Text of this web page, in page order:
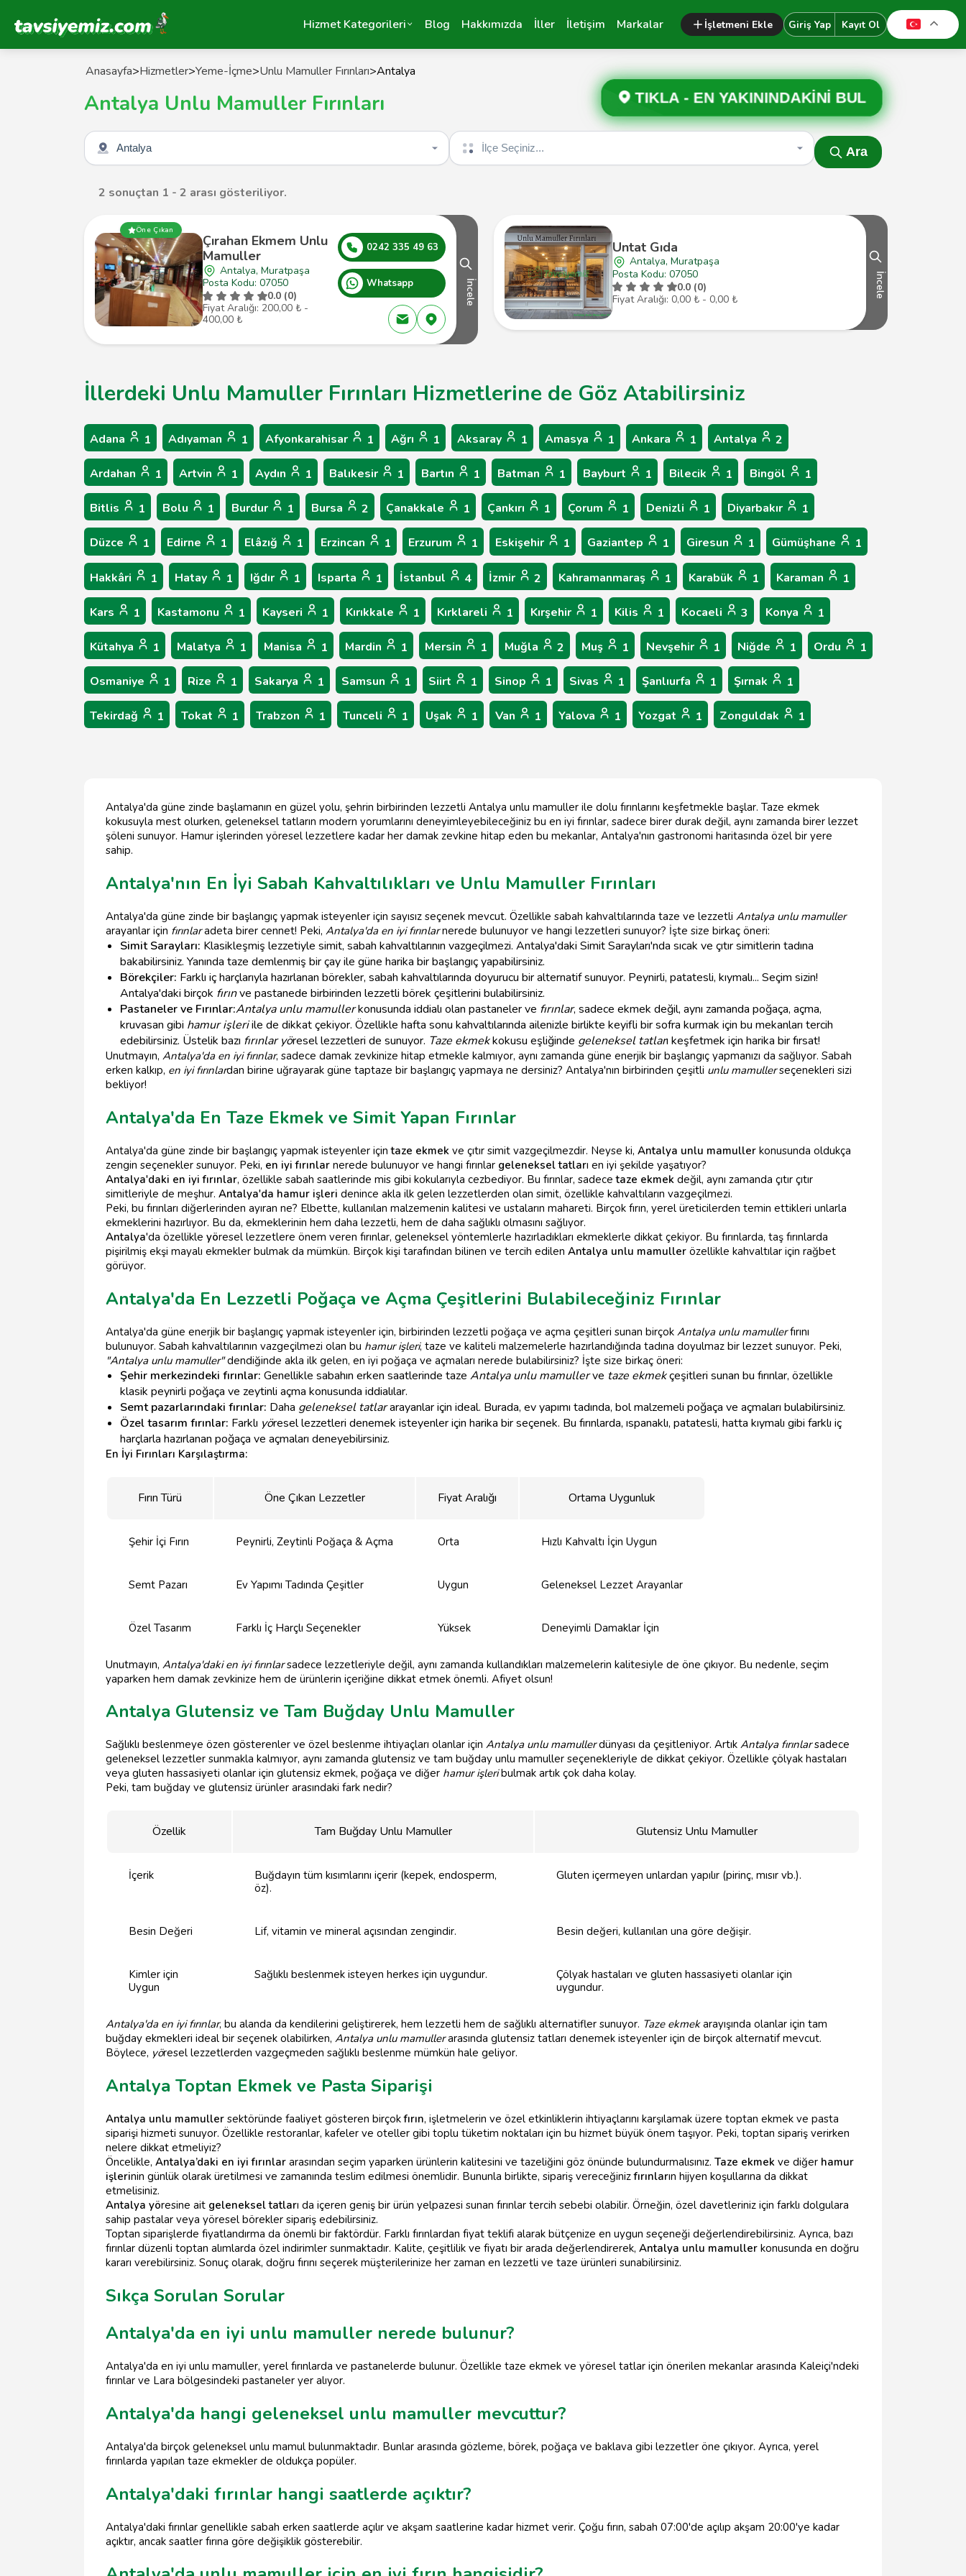
Tavsiyemiz Anasayfa Hizmet Kategorileri Blog Hakkımızda İller İletişim Markalar İşletmeni Ekle Giriş Yap Kayıt Ol
Anasayfa>Hizmetler>Yeme-İçme>Unlu Mamuller Fırınları>Antalya
Antalya Unlu Mamuller Fırınları TIKLA - EN YAKININDAKİNİ BUL
Şehir seçin İlçe seçin
Ara
2 sonuçtan 1 - 2 arası gösteriliyor.
Öne Çıkan
Çırahan Ekmem Unlu
Mamuller
Antalya, Muratpaşa
Posta Kodu: 07050
0.0 (0)
Fiyat Aralığı: 200,00 ₺ -
400,00 ₺
0242 335 49 63
Whatsapp İncele
Untat Gıda
Antalya, Muratpaşa
Posta Kodu: 07050
0.0 (0)
Fiyat Aralığı: 0,00 ₺ - 0,00 ₺
İncele
İllerdeki Unlu Mamuller Fırınları Hizmetlerine de Göz Atabilirsiniz
Adana 1 Adıyaman 1 Afyonkarahisar 1 Ağrı 1 Aksaray 1 Amasya 1 Ankara 1 Antalya 2
Ardahan 1 Artvin 1 Aydın 1 Balıkesir 1 Bartın 1 Batman 1 Bayburt 1 Bilecik 1 Bingöl 1
Bitlis 1 Bolu 1 Burdur 1 Bursa 2 Çanakkale 1 Çankırı 1 Çorum 1 Denizli 1 Diyarbakır 1
Düzce 1 Edirne 1 Elâzığ 1 Erzincan 1 Erzurum 1 Eskişehir 1 Gaziantep 1 Giresun 1 Gümüşhane 1
Hakkâri 1 Hatay 1 Iğdır 1 Isparta 1 İstanbul 4 İzmir 2 Kahramanmaraş 1 Karabük 1 Karaman 1
Kars 1 Kastamonu 1 Kayseri 1 Kırıkkale 1 Kırklareli 1 Kırşehir 1 Kilis 1 Kocaeli 3 Konya 1
Kütahya 1 Malatya 1 Manisa 1 Mardin 1 Mersin 1 Muğla 2 Muş 1 Nevşehir 1 Niğde 1 Ordu 1
Osmaniye 1 Rize 1 Sakarya 1 Samsun 1 Siirt 1 Sinop 1 Sivas 1 Şanlıurfa 1 Şırnak 1
Tekirdağ 1 Tokat 1 Trabzon 1 Tunceli 1 Uşak 1 Van 1 Yalova 1 Yozgat 1 Zonguldak 1
Antalya'da güne zinde başlamanın en güzel yolu, şehrin birbirinden lezzetli Antalya unlu mamuller ile dolu fırınlarını keşfetmekle başlar. Taze ekmek
kokusuyla mest olurken, geleneksel tatların modern yorumlarını deneyimleyebileceğiniz bu en iyi fırınlar, sadece birer durak değil, aynı zamanda birer lezzet
şöleni sunuyor. Hamur işlerinden yöresel lezzetlere kadar her damak zevkine hitap eden bu mekanlar, Antalya'nın gastronomi haritasında özel bir yere
sahip.
Antalya'nın En İyi Sabah Kahvaltılıkları ve Unlu Mamuller Fırınları
Antalya'da güne zinde bir başlangıç yapmak isteyenler için sayısız seçenek mevcut. Özellikle sabah kahvaltılarında taze ve lezzetli Antalya unlu mamuller
arayanlar için fırınlaradeta birer cennet! Peki, Antalya'da en iyi fırınlarnerede bulunuyor ve hangi lezzetleri sunuyor? İşte size birkaç öneri:
Simit Sarayları: Klasikleşmiş lezzetiyle simit, sabah kahvaltılarının vazgeçilmezi. Antalya'daki Simit Sarayları'nda sıcak ve çıtır simitlerin tadına
bakabilirsiniz. Yanında taze demlenmiş bir çay ile güne harika bir başlangıç yapabilirsiniz.
Börekçiler: Farklı iç harçlarıyla hazırlanan börekler, sabah kahvaltılarında doyurucu bir alternatif sunuyor. Peynirli, patatesli, kıymalı... Seçim sizin!
Antalya'daki birçok fırınve pastanede birbirinden lezzetli börek çeşitlerini bulabilirsiniz.
Pastaneler ve Fırınlar:Antalya unlu mamullerkonusunda iddialı olan pastaneler ve fırınlar, sadece ekmek değil, aynı zamanda poğaça, açma,
kruvasan gibi hamur işleriile de dikkat çekiyor. Özellikle hafta sonu kahvaltılarında ailenizle birlikte keyifli bir sofra kurmak için bu mekanları tercih
edebilirsiniz. Üstelik bazı fırınlar yöresel lezzetleri de sunuyor. Taze ekmekkokusu eşliğinde geleneksel tatları keşfetmek için harika bir fırsat!
Unutmayın, Antalya'da en iyi fırınlar, sadece damak zevkinize hitap etmekle kalmıyor, aynı zamanda güne enerjik bir başlangıç yapmanızı da sağlıyor. Sabah
erken kalkıp, en iyi fırınlardan birine uğrayarak güne taptaze bir başlangıç yapmaya ne dersiniz? Antalya'nın birbirinden çeşitli unlu mamullerseçenekleri sizi
bekliyor!
Antalya'da En Taze Ekmek ve Simit Yapan Fırınlar
Antalya'da güne zinde bir başlangıç yapmak isteyenler içintaze ekmek ve çıtır simit vazgeçilmezdir. Neyse ki, Antalya unlu mamuller konusunda oldukça
zengin seçenekler sunuyor. Peki, en iyi fırınlar nerede bulunuyor ve hangi fırınlar geleneksel tatları en iyi şekilde yaşatıyor?
Antalya'daki en iyi fırınlar, özellikle sabah saatlerinde mis gibi kokularıyla cezbediyor. Bu fırınlar, sadecetaze ekmek değil, aynı zamanda çıtır çıtır
simitleriyle de meşhur. Antalya'da hamur işleri denince akla ilk gelen lezzetlerden olan simit, özellikle kahvaltıların vazgeçilmezi.
Peki, bu fırınları diğerlerinden ayıran ne? Elbette, kullanılan malzemenin kalitesi ve ustaların mahareti. Birçok fırın, yerel üreticilerden temin ettikleri unlarla
ekmeklerini hazırlıyor. Bu da, ekmeklerinin hem daha lezzetli, hem de daha sağlıklı olmasını sağlıyor.
Antalya'da özellikle yöresel lezzetlere önem veren fırınlar, geleneksel yöntemlerle hazırladıkları ekmeklerle dikkat çekiyor. Bu fırınlarda, taş fırınlarda
pişirilmiş ekşi mayalı ekmekler bulmak da mümkün. Birçok kişi tarafından bilinen ve tercih edilen Antalya unlu mamuller özellikle kahvaltılar için rağbet
görüyor.
Antalya'da En Lezzetli Poğaça ve Açma Çeşitlerini Bulabileceğiniz Fırınlar
Antalya'da güne enerjik bir başlangıç yapmak isteyenler için, birbirinden lezzetli poğaça ve açma çeşitleri sunan birçok Antalya unlu mamullerfırını
bulunuyor. Sabah kahvaltılarının vazgeçilmezi olan bu hamur işleri, taze ve kaliteli malzemelerle hazırlandığında tadına doyulmaz bir lezzet sunuyor. Peki,
"Antalya unlu mamuller"dendiğinde akla ilk gelen, en iyi poğaça ve açmaları nerede bulabilirsiniz? İşte size birkaç öneri:
Şehir merkezindeki fırınlar: Genellikle sabahın erken saatlerinde taze Antalya unlu mamullerve taze ekmekçeşitleri sunan bu fırınlar, özellikle
klasik peynirli poğaça ve zeytinli açma konusunda iddialılar.
Semt pazarlarındaki fırınlar: Daha geleneksel tatlararayanlar için ideal. Burada, ev yapımı tadında, bol malzemeli poğaça ve açmaları bulabilirsiniz.
Özel tasarım fırınlar: Farklı yöresel lezzetleri denemek isteyenler için harika bir seçenek. Bu fırınlarda, ıspanaklı, patatesli, hatta kıymalı gibi farklı iç
harçlarla hazırlanan poğaça ve açmaları deneyebilirsiniz.
En İyi Fırınları Karşılaştırma:
Fırın Türü Öne Çıkan Lezzetler Fiyat Aralığı Ortama Uygunluk
Şehir İçi Fırın Peynirli, Zeytinli Poğaça & Açma Orta Hızlı Kahvaltı İçin Uygun
Semt Pazarı Ev Yapımı Tadında Çeşitler Uygun Geleneksel Lezzet Arayanlar
Özel Tasarım Farklı İç Harçlı Seçenekler Yüksek Deneyimli Damaklar İçin
Unutmayın, Antalya'daki en iyi fırınlarsadece lezzetleriyle değil, aynı zamanda kullandıkları malzemelerin kalitesiyle de öne çıkıyor. Bu nedenle, seçim
yaparken hem damak zevkinize hem de ürünlerin içeriğine dikkat etmek önemli. Afiyet olsun!
Antalya Glutensiz ve Tam Buğday Unlu Mamuller
Sağlıklı beslenmeye özen gösterenler ve özel beslenme ihtiyaçları olanlar için Antalya unlu mamullerdünyası da çeşitleniyor. Artık Antalya fırınlarsadece
geleneksel lezzetler sunmakla kalmıyor, aynı zamanda glutensiz ve tam buğday unlu mamuller seçenekleriyle de dikkat çekiyor. Özellikle çölyak hastaları
veya gluten hassasiyeti olanlar için glutensiz ekmek, poğaça ve diğer hamur işleribulmak artık çok daha kolay.
Peki, tam buğday ve glutensiz ürünler arasındaki fark nedir?
Özellik Tam Buğday Unlu Mamuller Glutensiz Unlu Mamuller
İçerik
Buğdayın tüm kısımlarını içerir (kepek, endosperm,
öz).
Gluten içermeyen unlardan yapılır (pirinç, mısır vb.).
Besin Değeri Lif, vitamin ve mineral açısından zengindir. Besin değeri, kullanılan una göre değişir.
Kimler için
Uygun
Sağlıklı beslenmek isteyen herkes için uygundur.
Çölyak hastaları ve gluten hassasiyeti olanlar için
uygundur.
Antalya'da en iyi fırınlar, bu alanda da kendilerini geliştirerek, hem lezzetli hem de sağlıklı alternatifler sunuyor. Taze ekmekarayışında olanlar için tam
buğday ekmekleri ideal bir seçenek olabilirken, Antalya unlu mamullerarasında glutensiz tatları denemek isteyenler için de birçok alternatif mevcut.
Böylece, yöresel lezzetlerden vazgeçmeden sağlıklı beslenme mümkün hale geliyor.
Antalya Toptan Ekmek ve Pasta Siparişi
Antalya unlu mamuller sektöründe faaliyet gösteren birçokfırın, işletmelerin ve özel etkinliklerin ihtiyaçlarını karşılamak üzere toptan ekmek ve pasta
siparişi hizmeti sunuyor. Özellikle restoranlar, kafeler ve oteller gibi toplu tüketim noktaları için bu hizmet büyük önem taşıyor. Peki, toptan sipariş verirken
nelere dikkat etmeliyiz?
Öncelikle, Antalya’daki en iyi fırınlar arasından seçim yaparken ürünlerin kalitesini ve tazeliğini göz önünde bulundurmalısınız. Taze ekmek ve diğer hamur
işlerinin günlük olarak üretilmesi ve zamanında teslim edilmesi önemlidir. Bununla birlikte, sipariş vereceğinizfırınların hijyen koşullarına da dikkat
etmelisiniz.
Antalya yöresine ait geleneksel tatları da içeren geniş bir ürün yelpazesi sunan fırınlar tercih sebebi olabilir. Örneğin, özel davetleriniz için farklı dolgulara
sahip pastalar veya yöresel börekler sipariş edebilirsiniz.
Toptan siparişlerde fiyatlandırma da önemli bir faktördür. Farklı fırınlardan fiyat teklifi alarak bütçenize en uygun seçeneği değerlendirebilirsiniz. Ayrıca, bazı
fırınlar düzenli toptan alımlarda özel indirimler sunmaktadır. Kalite, çeşitlilik ve fiyatı bir arada değerlendirerek, Antalya unlu mamuller konusunda en doğru
kararı verebilirsiniz. Sonuç olarak, doğru fırını seçerek müşterilerinize her zaman en lezzetli ve taze ürünleri sunabilirsiniz.
Sıkça Sorulan Sorular
Antalya'da en iyi unlu mamuller nerede bulunur?
Antalya'da en iyi unlu mamuller, yerel fırınlarda ve pastanelerde bulunur. Özellikle taze ekmek ve yöresel tatlar için önerilen mekanlar arasında Kaleiçi'ndeki
fırınlar ve Lara bölgesindeki pastaneler yer alıyor.
Antalya'da hangi geleneksel unlu mamuller mevcuttur?
Antalya'da birçok geleneksel unlu mamul bulunmaktadır. Bunlar arasında gözleme, börek, poğaça ve baklava gibi lezzetler öne çıkıyor. Ayrıca, yerel
fırınlarda yapılan taze ekmekler de oldukça popüler.
Antalya'daki fırınlar hangi saatlerde açıktır?
Antalya'daki fırınlar genellikle sabah erken saatlerde açılır ve akşam saatlerine kadar hizmet verir. Çoğu fırın, sabah 07:00'de açılıp akşam 20:00'ye kadar
açıktır, ancak saatler fırına göre değişiklik gösterebilir.